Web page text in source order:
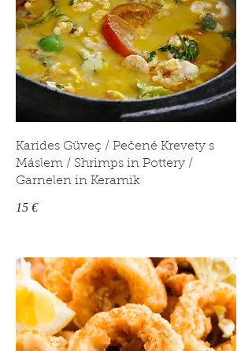
Karides Güveç / Pečené Krevety s
Máslem / Shrimps in Pottery /
Garnelen in Keramik
15 €